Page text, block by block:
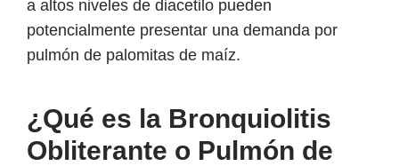
a altos niveles de diacetilo pueden
potencialmente presentar una demanda por
pulmón de palomitas de maíz.
¿Qué es la Bronquiolitis
Obliterante o Pulmón de